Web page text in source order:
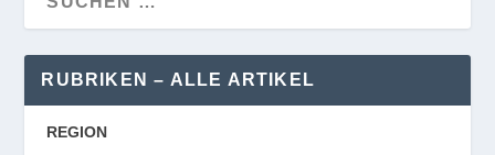
RUBRIKEN – ALLE ARTIKEL
REGION